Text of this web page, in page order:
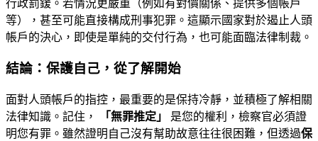
行政罰鍰。若情況更嚴重（例如有對價關係、提供多個帳戶
等），甚至可能直接構成刑事犯罪。這顯示國家對於遏止人頭
帳戶的決心，即使是單純的交付行為，也可能面臨法律制裁。
結論：保護自己，從了解開始
面對人頭帳戶的指控，最重要的是保持冷靜，並積極了解相關
法律知識。記住，
「無罪推定」
是您的權利，檢察官必須證
明您有罪。雖然證明自己沒有幫助故意往往很困難，但透過保